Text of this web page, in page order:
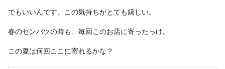
でもいいんです。この気持ちがとても嬉しい。
春のセンバツの時も、毎回このお店に寄ったっけ。
この夏は何回ここに寄れるかな？